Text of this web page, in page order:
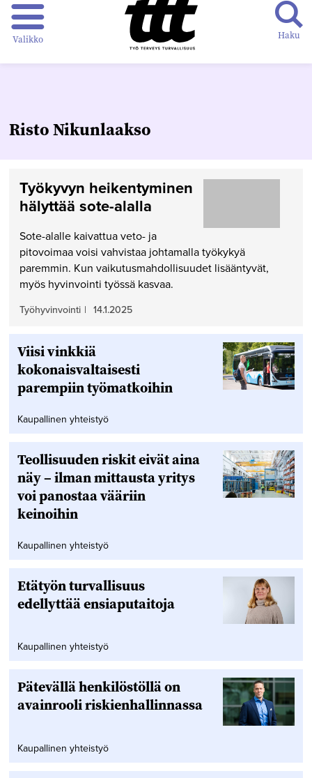
Valikko Haku
Risto Nikunlaakso
Työkyvyn heikentyminen
hälyttää sote-alalla
Sote-alalle kaivattua veto- ja
pitovoimaa voisi vahvistaa johtamalla työkykyä
paremmin. Kun vaikutusmahdollisuudet lisääntyvät,
myös hyvinvointi työssä kasvaa.
Työhyvinvointi | 14.1.2025
Viisi vinkkiä
kokonaisvaltaisesti
parempiin työmatkoihin
Kaupallinen yhteistyö
Teollisuuden riskit eivät aina
näy – ilman mittausta yritys
voi panostaa vääriin
keinoihin
Kaupallinen yhteistyö
Etätyön turvallisuus
edellyttää ensiaputaitoja
Kaupallinen yhteistyö
Pätevällä henkilöstöllä on
avainrooli riskienhallinnassa
Kaupallinen yhteistyö